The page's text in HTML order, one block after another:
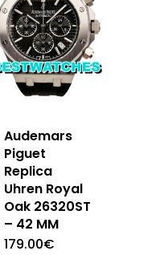
Audemars
Piguet
Replica
Uhren Royal
Oak 26320ST
– 42 MM
179.00€